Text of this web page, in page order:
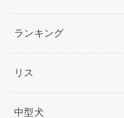
ランキング
リス
中型犬